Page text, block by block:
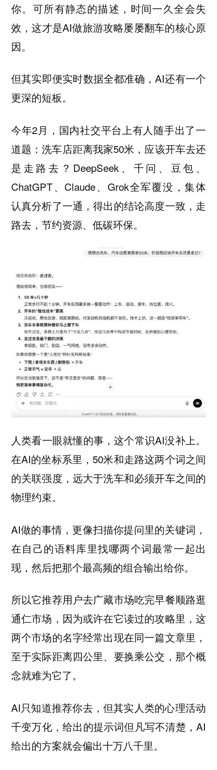
你。可所有静态的描述，时间一久全会失
效，这才是AI做旅游攻略屡屡翻车的核心原
因。
但其实即便实时数据全都准确，AI还有一个
更深的短板。
今年2月，国内社交平台上有人随手出了一
道题：洗车店距离我家50米，应该开车去还
是走路去？DeepSeek、千问、豆包、
ChatGPT、Claude、Grok全军覆没，集体
认真分析了一通，得出的结论高度一致，走
路去，节约资源、低碳环保。
人类看一眼就懂的事，这个常识AI没补上。
在AI的坐标系里，50米和走路这两个词之间
的关联强度，远大于洗车和必须开车之间的
物理约束。
AI做的事情，更像扫描你提问里的关键词，
在自己的语料库里找哪两个词最常一起出
现，然后把那个最高频的组合输出给你。
所以它推荐用户去广藏市场吃完早餐顺路逛
通仁市场，因为或许在它读过的攻略里，这
两个市场的名字经常出现在同一篇文章里，
至于实际距离四公里、要换乘公交，那个概
念就难为它了。
AI只知道推荐你去，但其实人类的心理活动
千变万化，给出的提示词但凡写不清楚，AI
给出的方案就会偏出十万八千里。